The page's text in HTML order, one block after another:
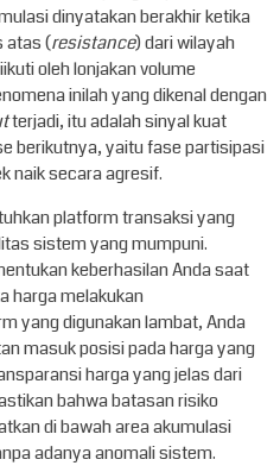
dinyatakan berakhir ketika
atas (resistance) dari wilayah
oleh lonjakan volume
inilah yang dikenal dengan
terjadi, itu adalah sinyal kuat
berikutnya, yaitu fase partisipasi
naik secara agresif.
platform transaksi yang
sistem yang mumpuni.
keberhasilan Anda saat
harga melakukan
yang digunakan lambat, Anda
masuk posisi pada harga yang
harga yang jelas dari
bahwa batasan risiko
di bawah area akumulasi
adanya anomali sistem.